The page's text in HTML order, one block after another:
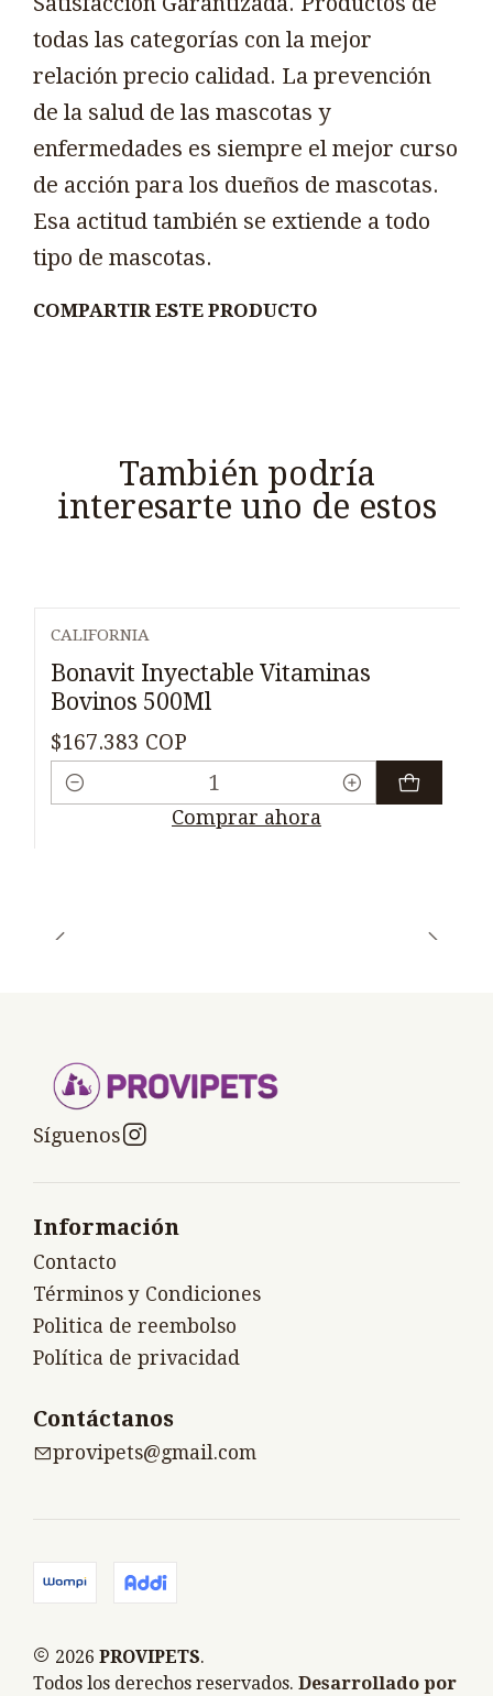
todas las categorías con la mejor
relación precio calidad. La prevención
de la salud de las mascotas y
enfermedades es siempre el mejor curso
de acción para los dueños de mascotas.
Esa actitud también se extiende a todo
tipo de mascotas.
COMPARTIR ESTE PRODUCTO
También podría
interesarte uno de estos
CALIFORNIA
Bonavit Inyectable Vitaminas
Bovinos 500Ml
$167.383 COP
Cantidad
Comprar ahora
Síguenos
Información
Contacto
Términos y Condiciones
Politica de reembolso
Política de privacidad
Contáctanos
provipets@gmail.com
2026 PROVIPETS.
Todos los derechos reservados. Desarrollado por